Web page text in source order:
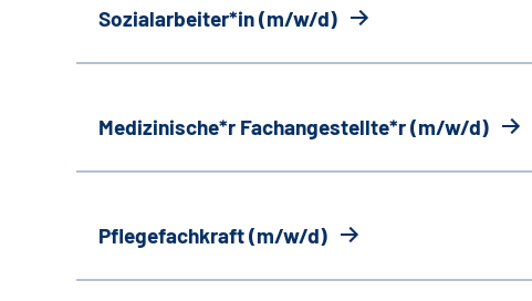
Sozialarbeiter*in (m/w/d)
Medizinische*r Fachangestellte*r (m/w/d)
Pflegefachkraft (m/w/d)